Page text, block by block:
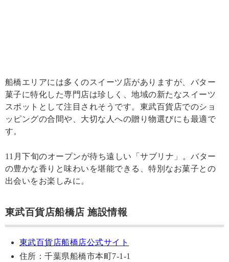
船橋エリアには多くのスイーツ店がありますが、バター
菓子に特化した専門店は珍しく、地域の新たなスイーツ
スポットとして注目されそうです。東武百貨店でのショ
ッピングの合間や、大切な人への贈り物選びにも最適で
す。
11月下旬のオープンが待ち遠しい「サブリナ」。バター
の豊かな香りと味わいを堪能できる、特別なお菓子との
出会いをお楽しみに。
東武百貨店船橋店 施設情報
東武百貨店船橋店公式サイト
住所：千葉県船橋市本町7-1-1